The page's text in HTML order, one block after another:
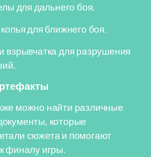
для дальнего боя.
для ближнего боя.
взрывчатка для разрушения
можно найти различные
которые
сюжета и помогают
финалу игры.